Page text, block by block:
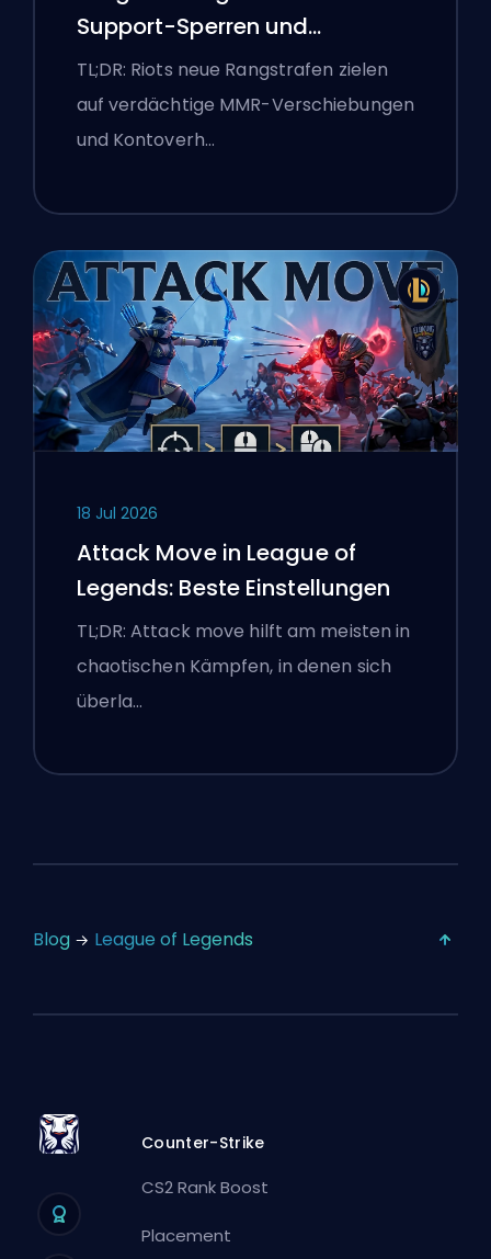
Support-Sperren und
Boosting-Flaggen
TL;DR: Riots neue Rangstrafen zielen
auf verdächtige MMR-Verschiebungen
und Kontoverh…
18 Jul 2026
Attack Move in League of
Legends: Beste Einstellungen
TL;DR: Attack move hilft am meisten in
chaotischen Kämpfen, in denen sich
überla…
Blog League of Legends
Counter-Strike
CS2 Rank Boost
Placement